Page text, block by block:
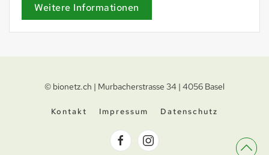
Weitere Informationen
© bionetz.ch | Murbacherstrasse 34 | 4056 Basel
Kontakt Impressum Datenschutz